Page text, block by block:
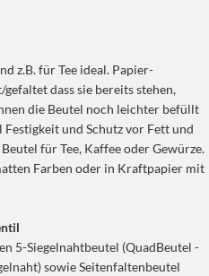
z.B. für Tee ideal. Papier-
dass sie bereits stehen,
die Beutel noch leichter befüllt
Festigkeit und Schutz vor Fett und
für Tee, Kaffee oder Gewürze.
Farben oder in Kraftpapier mit
5-Siegelnahtbeutel (QuadBeutel -
sowie Seitenfaltenbeutel